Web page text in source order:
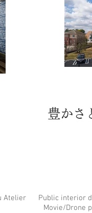
豊かさ
Atelier Public interior
Drone photo：